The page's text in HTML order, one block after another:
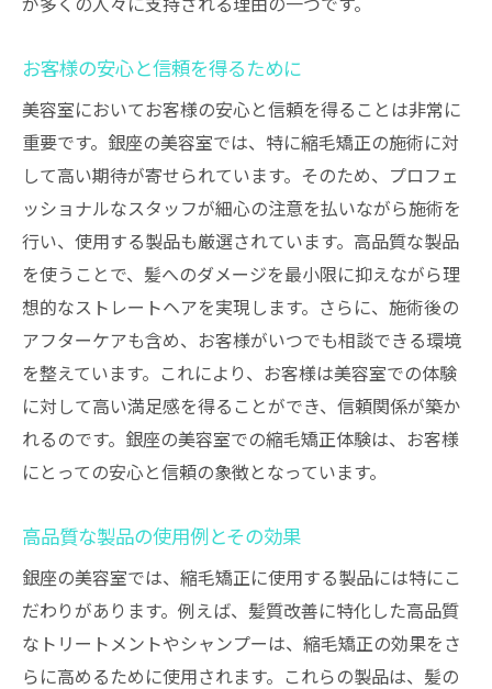
が多くの人々に支持される理由の一つです。
お客様の安心と信頼を得るために
美容室においてお客様の安心と信頼を得ることは非常に
重要です。銀座の美容室では、特に縮毛矯正の施術に対
して高い期待が寄せられています。そのため、プロフェ
ッショナルなスタッフが細心の注意を払いながら施術を
行い、使用する製品も厳選されています。高品質な製品
を使うことで、髪へのダメージを最小限に抑えながら理
想的なストレートヘアを実現します。さらに、施術後の
アフターケアも含め、お客様がいつでも相談できる環境
を整えています。これにより、お客様は美容室での体験
に対して高い満足感を得ることができ、信頼関係が築か
れるのです。銀座の美容室での縮毛矯正体験は、お客様
にとっての安心と信頼の象徴となっています。
高品質な製品の使用例とその効果
銀座の美容室では、縮毛矯正に使用する製品には特にこ
だわりがあります。例えば、髪質改善に特化した高品質
なトリートメントやシャンプーは、縮毛矯正の効果をさ
らに高めるために使用されます。これらの製品は、髪の